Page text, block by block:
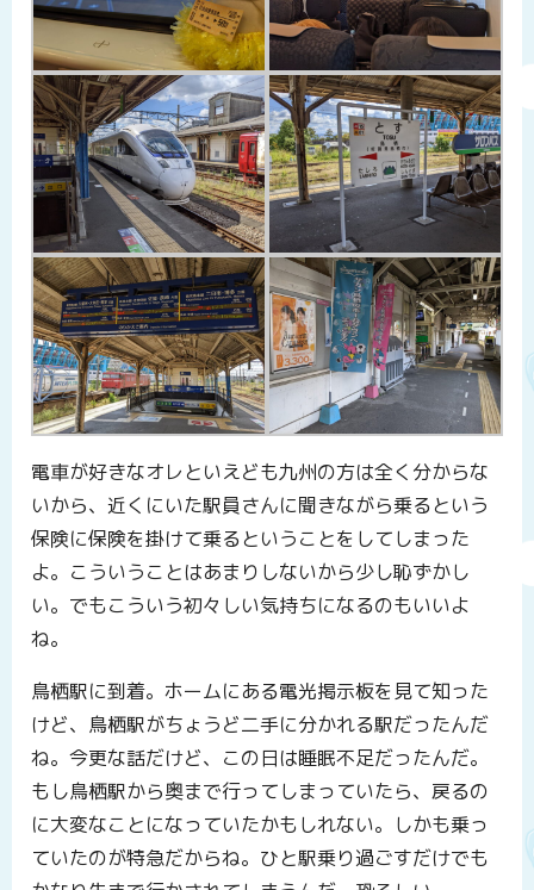
電車が好きなオレといえども九州の方は全く分からな
いから、近くにいた駅員さんに聞きながら乗るという
保険に保険を掛けて乗るということをしてしまった
よ。こういうことはあまりしないから少し恥ずかし
い。でもこういう初々しい気持ちになるのもいいよ
ね。
鳥栖駅に到着。ホームにある電光掲示板を見て知った
けど、鳥栖駅がちょうど二手に分かれる駅だったんだ
ね。今更な話だけど、この日は睡眠不足だったんだ。
もし鳥栖駅から奥まで行ってしまっていたら、戻るの
に大変なことになっていたかもしれない。しかも乗っ
ていたのが特急だからね。ひと駅乗り過ごすだけでも